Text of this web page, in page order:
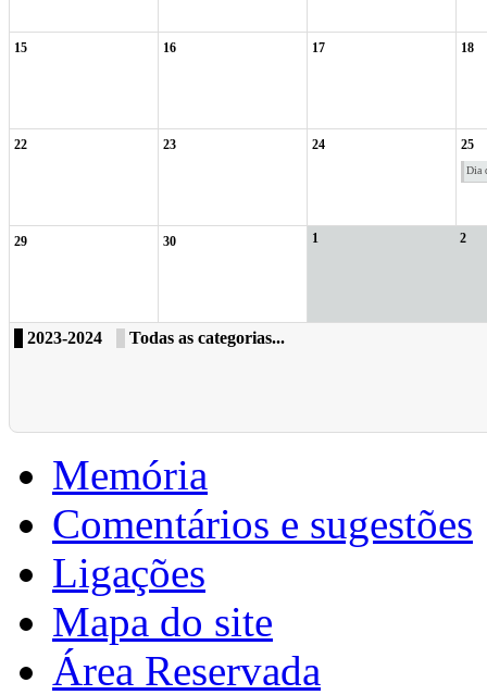
15 16 17 18
22 23 24 25
Dia
29 30 1 2
2023-2024 Todas as categorias...
Memória
Comentários e sugestões
Ligações
Mapa do site
Área Reservada